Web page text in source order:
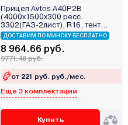
Прицеп Avtos A40P2B
(4000х1500х300 ресс.
3302(ГАЗ-2лист), R16, тент
800мм 2ос)
ДОСТАВИМ ПО МИНСКУ БЕСПЛАТНО
8 964.66 руб.
9771.48 руб.
от 221 руб. руб./мес.
Еще 3 комплектации
Купить